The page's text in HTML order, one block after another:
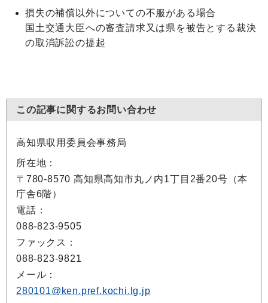
損失の補償以外についての不服がある場合
国土交通大臣への審査請求又は県を被告とする裁決
の取消訴訟の提起
この記事に関するお問い合わせ
高知県収用委員会事務局
所在地：
〒780-8570 高知県高知市丸ノ内1丁目2番20号（本
庁舎6階）
電話：
088-823-9505
ファックス：
088-823-9821
メール：
280101@ken.pref.kochi.lg.jp